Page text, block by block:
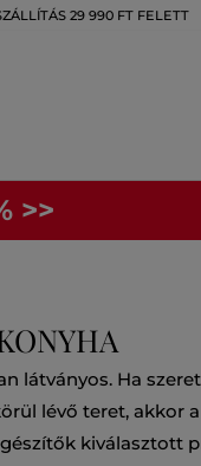
29 990 FT FELETT
>>
látványos. Ha
lévő teret, akkor
kiválasztott